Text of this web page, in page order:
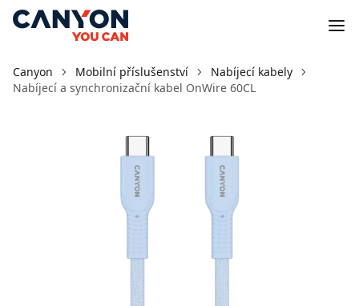
Canyon Mobilní příslušenství
Nabíjecí kabely
Nabíjecí a synchronizační kabel OnWire 60CL